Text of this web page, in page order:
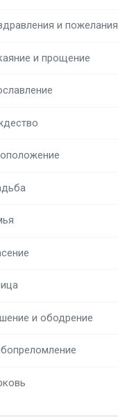
и пожелания
и прощение
и ободрение